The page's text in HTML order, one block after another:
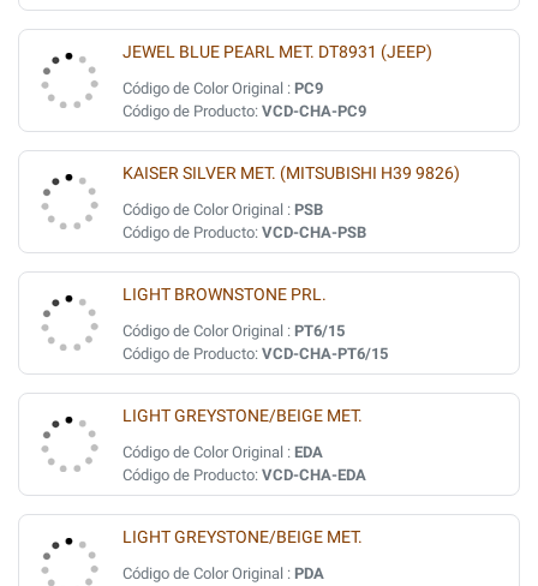
JEWEL BLUE PEARL MET. DT8931 (JEEP)
Código de Color Original : PC9
Código de Producto: VCD-CHA-PC9
KAISER SILVER MET. (MITSUBISHI H39 9826)
Código de Color Original : PSB
Código de Producto: VCD-CHA-PSB
LIGHT BROWNSTONE PRL.
Código de Color Original : PT6/15
Código de Producto: VCD-CHA-PT6/15
LIGHT GREYSTONE/BEIGE MET.
Código de Color Original : EDA
Código de Producto: VCD-CHA-EDA
LIGHT GREYSTONE/BEIGE MET.
Código de Color Original : PDA